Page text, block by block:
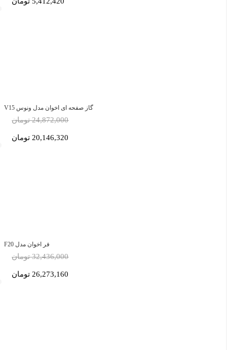
گاز صفحه ای اخوان مدل ونوس V15
24,872,000 تومان
20,146,320 تومان
فر اخوان مدل F20
32,436,000 تومان
26,273,160 تومان